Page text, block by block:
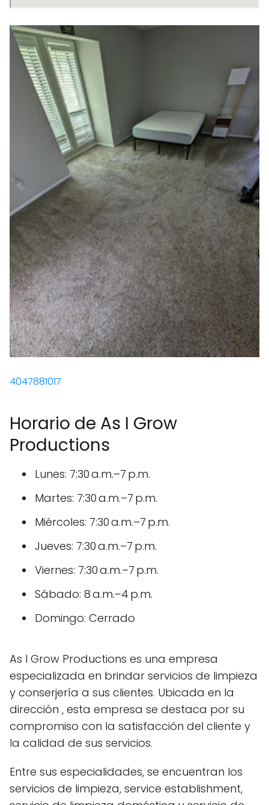
4047881017
Horario de As I Grow
Productions
Lunes: 7:30 a.m.–7 p.m.
Martes: 7:30 a.m.–7 p.m.
Miércoles: 7:30 a.m.–7 p.m.
Jueves: 7:30 a.m.–7 p.m.
Viernes: 7:30 a.m.–7 p.m.
Sábado: 8 a.m.–4 p.m.
Domingo: Cerrado
As I Grow Productions es una empresa
especializada en brindar servicios de limpieza
y conserjería a sus clientes. Ubicada en la
dirección , esta empresa se destaca por su
compromiso con la satisfacción del cliente y
la calidad de sus servicios.
Entre sus especialidades, se encuentran los
servicios de limpieza, service establishment,